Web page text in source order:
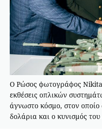
Ο Ρώσος φωτογράφος Nikita
εκθέσεις οπλικών
άγνωστο κόσμο, στον
δολάρια και ο κυνισμός